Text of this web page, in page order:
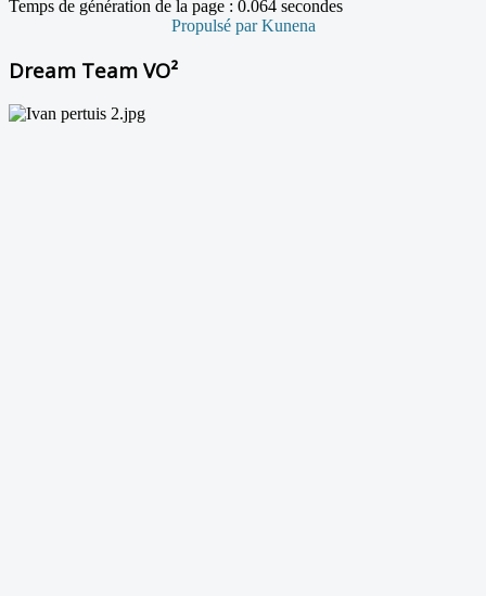
Temps de génération de la page : 0.064 secondes
Propulsé parKunena
Dream Team VO²